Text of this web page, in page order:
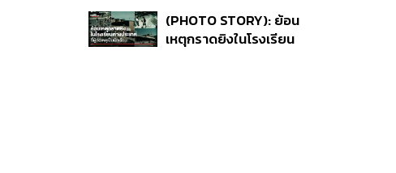
สัมพันธ์สุด Toxic
(PHOTO STORY): ย้อน
เหตุกราดยิงในโรงเรียน